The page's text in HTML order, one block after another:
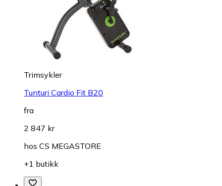
Trimsykler
Tunturi Cardio Fit B20
fra
2 847 kr
hos CS MEGASTORE
+1 butikk